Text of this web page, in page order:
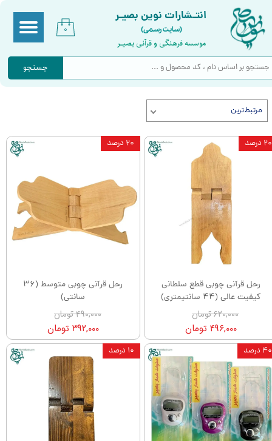
جستجو
۰
انتـشارات نوین بصیـر
موسسه فرهنگی و قرآنی بصیـر
(سایت رسمی)
مرتبط‌ترین
رحل قرآنی چوبی قطع سلطانی
کیفیت عالی (44 سانتیمتری)
۶۲۰,۰۰۰ تومان
۴۹۶,۰۰۰ تومان
۲۰ درصد
رحل قرآنی چوبی متوسط (36
سانتی)
۴۹۰,۰۰۰ تومان
۳۹۲,۰۰۰ تومان
۲۰ درصد
۴۰ درصد ۱۰ درصد